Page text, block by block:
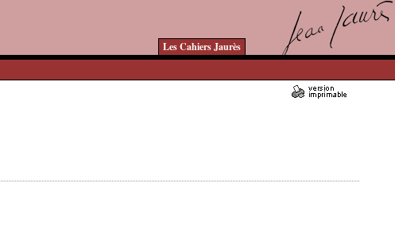
Les Cahiers Jaurès